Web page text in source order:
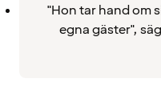
"Hon tar hand om
egna gäster",